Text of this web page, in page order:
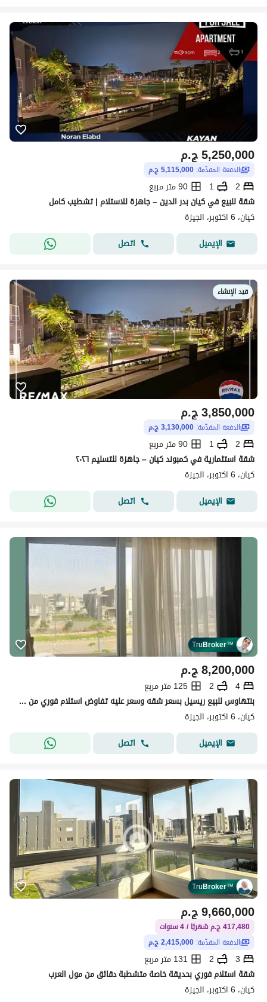
ج.م5,250,000
الدفعة المقدّمة: 5,115,000 ج.م
2
1
90 متر مربع
شقة للبيع في كيان بدر الدين – جاهزة للاستلام | تشطيب كامل
كيان، 6 اكتوبر، الجيزة
الإيميل
اتصل
قيد الإنشاء
ج.م3,850,000
الدفعة المقدّمة: 3,130,000 ج.م
2
1
90 متر مربع
شقة استثمارية في كمبوند كيان – جاهزة للتسليم ٢٠٢٦
كيان، 6 اكتوبر، الجيزة
الإيميل
اتصل
TruBroker™
ج.م8,200,000
4
2
125 متر مربع
بنتهاوس للبيع ريسيل بسعر شقه وسعر عليه تفاوض استلام فوري من مالك في كيان في 6 اكتوبر Kayan | 6th of October City
كيان، 6 اكتوبر، الجيزة
الإيميل
اتصل
TruBroker™
ج.م9,660,000
417,480 ج.م شهريًا / 4 سنوات
الدفعة المقدّمة: 2,415,000 ج.م
3
2
131 متر مربع
شقة استلام فوري بحديقة خاصة متشطبة دقائق من مول العرب
كيان، 6 اكتوبر، الجيزة